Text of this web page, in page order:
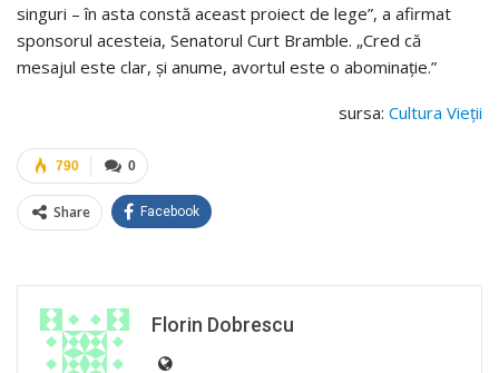
singuri – în asta constă aceast proiect de lege”, a afirmat
sponsorul acesteia, Senatorul Curt Bramble. „Cred că
mesajul este clar, și anume, avortul este o abominație.”
sursa: Cultura Vieții
0
790
Share Facebook
Florin Dobrescu